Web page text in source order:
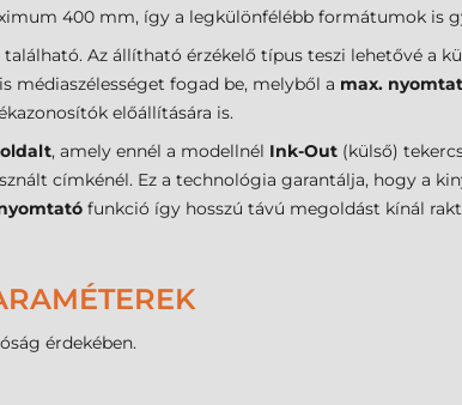
400 mm, így a legkülönfélébb formátumok is
Az állítható érzékelő típus teszi lehetővé a
médiaszélességet fogad be, melyből a max.
előállítására is.
, amely ennél a modellnél Ink-Out (külső)
címkénél. Ez a technológia garantálja, hogy a
funkció így hosszú távú megoldást kínál
érdekében.